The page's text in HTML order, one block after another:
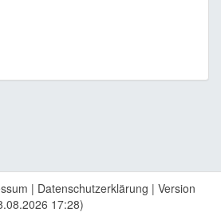
| Datenschutzerklärung | Version
17:28)